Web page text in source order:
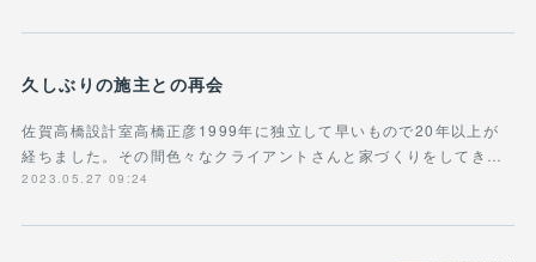
久しぶりの施主との再会
佐賀高橋設計室高橋正彦1999年に独立して早いもので20年以上が
経ちました。その間色々なクライアントさんと家づくりをしてき…
2023.05.27 09:24